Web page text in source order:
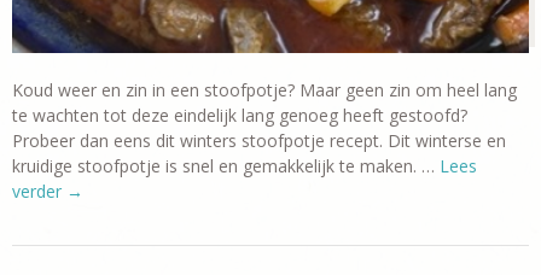
Koud weer en zin in een stoofpotje? Maar geen zin om heel lang
te wachten tot deze eindelijk lang genoeg heeft gestoofd?
Probeer dan eens dit winters stoofpotje recept. Dit winterse en
kruidige stoofpotje is snel en gemakkelijk te maken. … Lees
verder →